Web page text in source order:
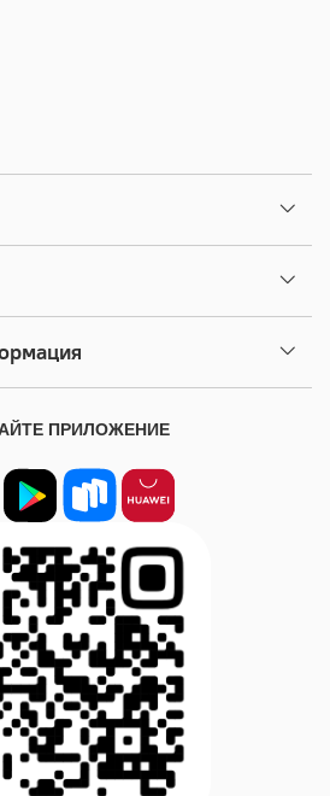
ПРИЛОЖЕНИЕ